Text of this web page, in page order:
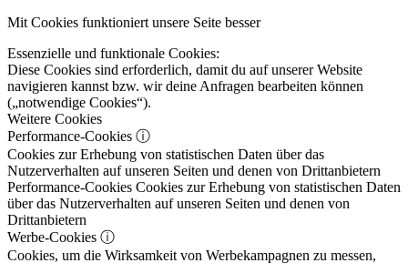
Mit Cookies funktioniert unsere Seite besser
Essenzielle und funktionale Cookies:
Diese Cookies sind erforderlich, damit du auf unserer Website
navigieren kannst bzw. wir deine Anfragen bearbeiten können
(„notwendige Cookies“).
Weitere Cookies
Performance-Cookies ⓘ
Cookies zur Erhebung von statistischen Daten über das
Nutzerverhalten auf unseren Seiten und denen von Drittanbietern
Performance-Cookies Cookies zur Erhebung von statistischen Daten
über das Nutzerverhalten auf unseren Seiten und denen von
Drittanbietern
Werbe-Cookies ⓘ
Cookies, um die Wirksamkeit von Werbekampagnen zu messen,